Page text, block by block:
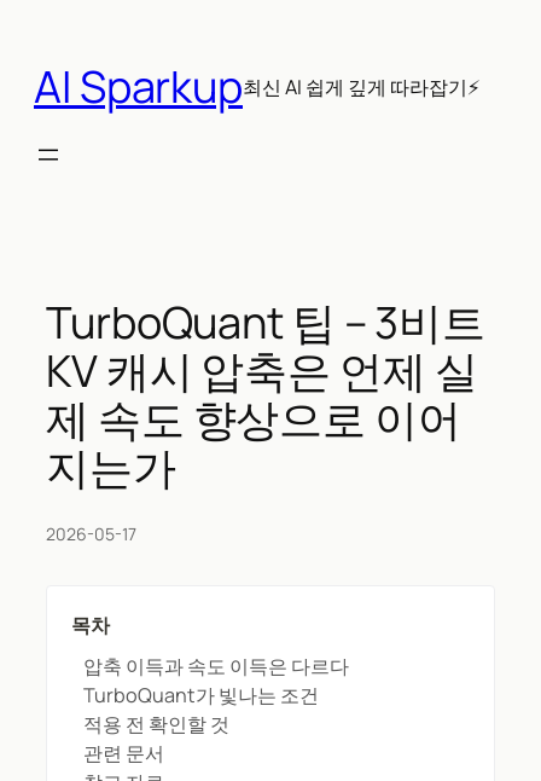
AI Sparkup최신 AI 쉽게 깊게 따라잡기⚡
TurboQuant 팁 – 3비트
KV 캐시 압축은 언제 실
제 속도 향상으로 이어
지는가
2026-05-17
목차
압축 이득과 속도 이득은 다르다
TurboQuant가 빛나는 조건
적용 전 확인할 것
관련 문서